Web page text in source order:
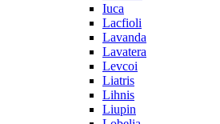
Iuca
Lacfioli
Lavanda
Lavatera
Levcoi
Liatris
Lihnis
Liupin